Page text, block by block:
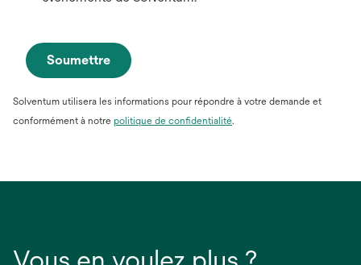
Soumettre
Solventum utilisera les informations pour répondre à votre demande et
conformément à notre politique de confidentialité.